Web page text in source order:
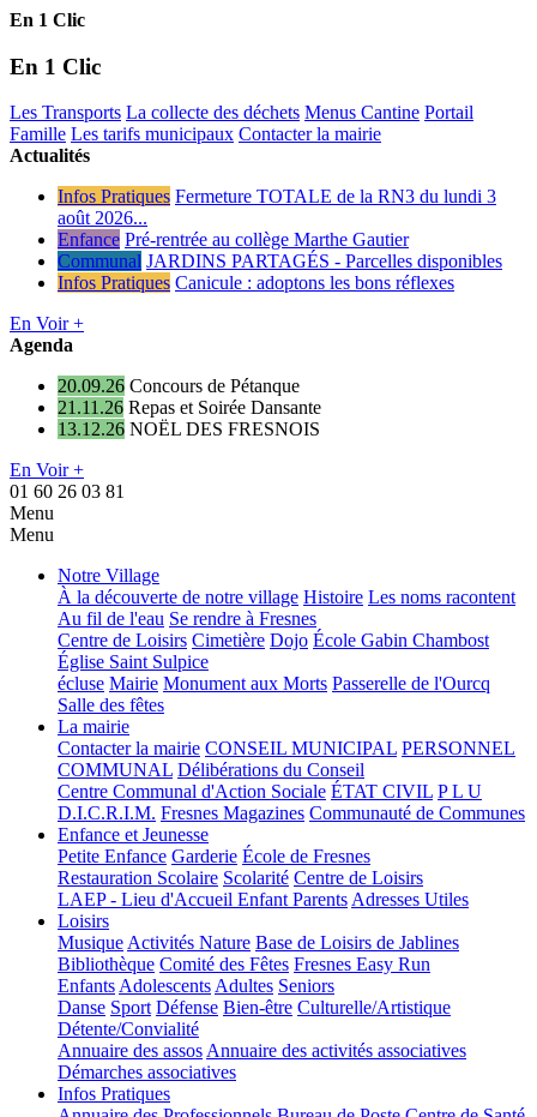
En 1 Clic
En 1 Clic
Les Transports La collecte des déchets Menus Cantine Portail
Famille Les tarifs municipaux Contacter la mairie
Actualités
Infos Pratiques Fermeture TOTALE de la RN3 du lundi 3
août 2026...
Enfance Pré-rentrée au collège Marthe Gautier
Communal JARDINS PARTAGÉS - Parcelles disponibles
Infos Pratiques Canicule : adoptons les bons réflexes
En Voir +
Agenda
20.09.26 Concours de Pétanque
21.11.26 Repas et Soirée Dansante
13.12.26 NOËL DES FRESNOIS
En Voir +
01 60 26 03 81
Menu
Menu
Notre Village
À la découverte de notre village Histoire Les noms racontent
Au fil de l'eau Se rendre à Fresnes
Centre de Loisirs Cimetière Dojo École Gabin Chambost
Église Saint Sulpice
écluse Mairie Monument aux Morts Passerelle de l'Ourcq
Salle des fêtes
La mairie
Contacter la mairie CONSEIL MUNICIPAL PERSONNEL
COMMUNAL Délibérations du Conseil
Centre Communal d'Action Sociale ÉTAT CIVIL P L U
D.I.C.R.I.M. Fresnes Magazines Communauté de Communes
Enfance et Jeunesse
Petite Enfance Garderie École de Fresnes
Restauration Scolaire Scolarité Centre de Loisirs
LAEP - Lieu d'Accueil Enfant ParentsAdresses Utiles
Loisirs
MusiqueActivités Nature Base de Loisirs de Jablines
Bibliothèque Comité des Fêtes Fresnes Easy Run
EnfantsAdolescentsAdultes Seniors
Danse Sport Défense Bien-être Culturelle/Artistique
Détente/Convialité
Annuaire des assosAnnuaire des activités associatives
Démarches associatives
Infos Pratiques